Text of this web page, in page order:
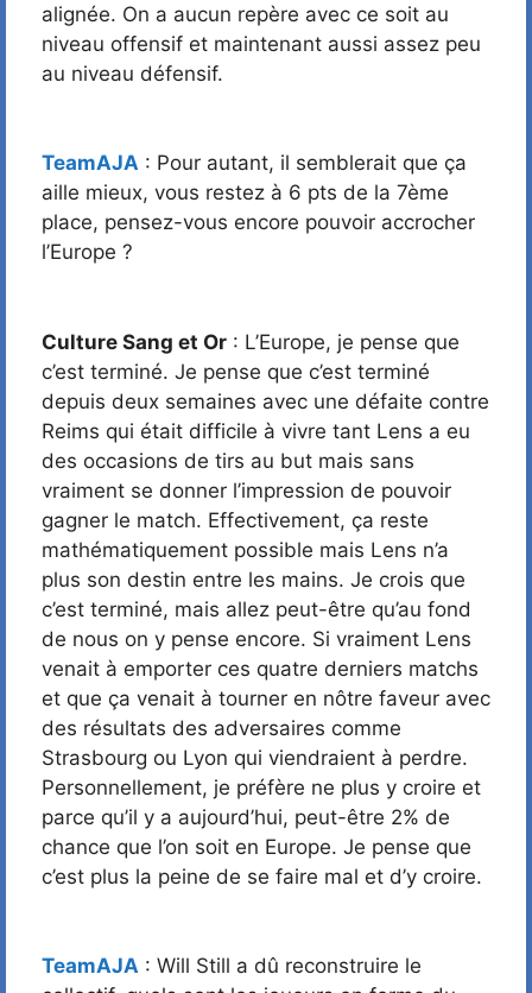
alignée. On a aucun repère avec ce soit au
niveau offensif et maintenant aussi assez peu
au niveau défensif.
TeamAJA : Pour autant, il semblerait que ça
aille mieux, vous restez à 6 pts de la 7ème
place, pensez-vous encore pouvoir accrocher
l’Europe ?
Culture Sang et Or : L’Europe, je pense que
c’est terminé. Je pense que c’est terminé
depuis deux semaines avec une défaite contre
Reims qui était difficile à vivre tant Lens a eu
des occasions de tirs au but mais sans
vraiment se donner l’impression de pouvoir
gagner le match. Effectivement, ça reste
mathématiquement possible mais Lens n’a
plus son destin entre les mains. Je crois que
c’est terminé, mais allez peut-être qu’au fond
de nous on y pense encore. Si vraiment Lens
venait à emporter ces quatre derniers matchs
et que ça venait à tourner en nôtre faveur avec
des résultats des adversaires comme
Strasbourg ou Lyon qui viendraient à perdre.
Personnellement, je préfère ne plus y croire et
parce qu’il y a aujourd’hui, peut-être 2% de
chance que l’on soit en Europe. Je pense que
c’est plus la peine de se faire mal et d’y croire.
TeamAJA : Will Still a dû reconstruire le